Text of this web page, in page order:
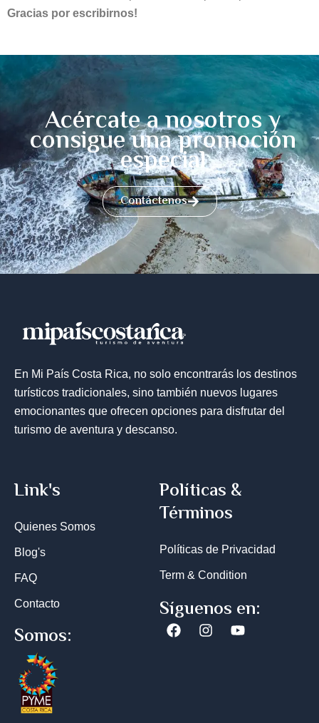
Gracias por escribirnos!
Acércate a nosotros y
consigue una promoción
especial
Contáctenos
En Mi País Costa Rica, no solo encontrarás los destinos
turísticos tradicionales, sino también nuevos lugares
emocionantes que ofrecen opciones para disfrutar del
turismo de aventura y descanso.
Link's
Quienes Somos
Blog's
FAQ
Contacto
Políticas &
Términos
Políticas de Privacidad
Term & Condition
Síguenos en:
FacebookInstagramYoutube
Somos: